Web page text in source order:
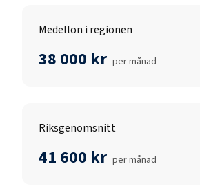
Medellön i regionen
38 000 kr per månad
Riksgenomsnitt
41 600 kr per månad